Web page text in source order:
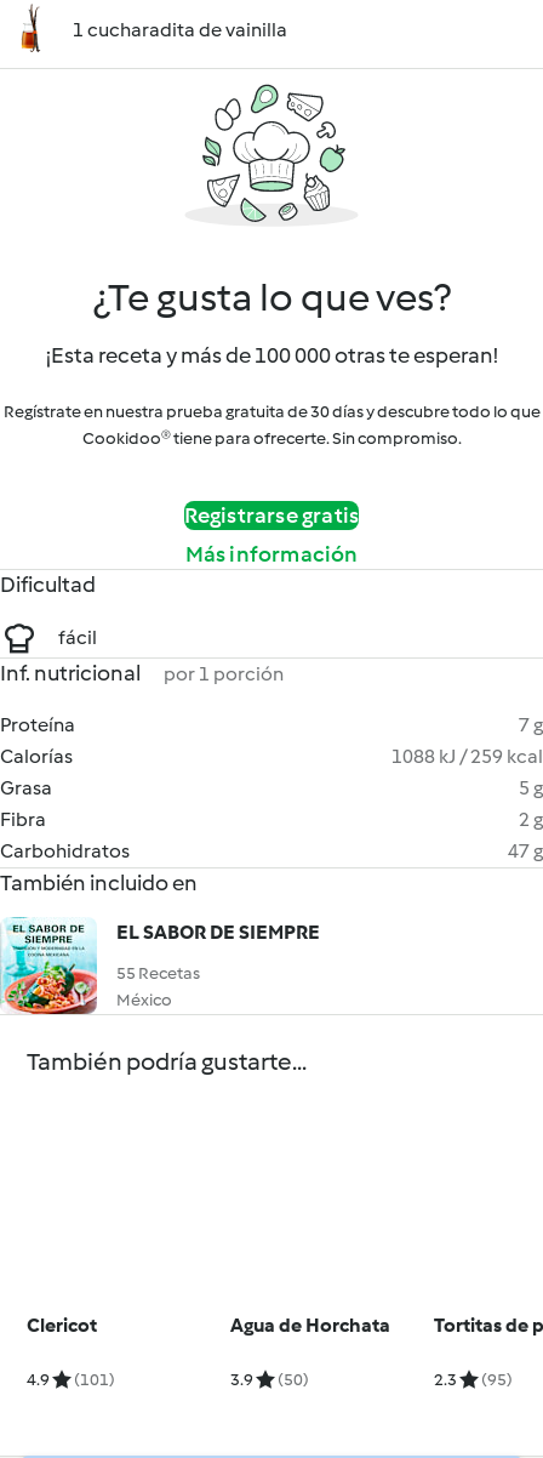
1 cucharadita de vainilla
¿Te gusta lo que ves?
¡Esta receta y más de 100 000 otras te esperan!
Regístrate en nuestra prueba gratuita de 30 días y descubre todo lo que
Cookidoo® tiene para ofrecerte. Sin compromiso.
Registrarse gratis
Más información
Dificultad
fácil
Inf. nutricional por 1 porción
Proteína
7 g
Calorías
1088 kJ / 259 kcal
Grasa
5 g
Fibra
2 g
Carbohidratos
47 g
También incluido en
EL SABOR DE SIEMPRE
55 Recetas
México
También podría gustarte...
Clericot
4.9 (101)
Agua de Horchata
3.9 (50)
Tortitas de
2.3 (95)